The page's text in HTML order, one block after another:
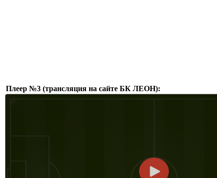
Плеер №3 (трансляция на сайте БК ЛЕОН):